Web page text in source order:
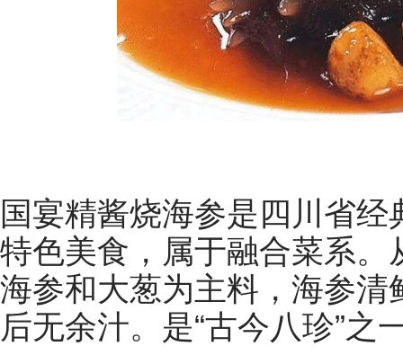
国宴精酱烧海参是四川省
特色美食，属于融合菜系
海参和大葱为主料，海参
后无余汁。是“古今八珍”之